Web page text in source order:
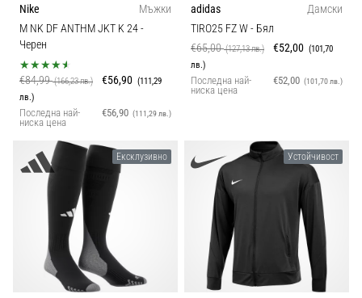
Nike
Мъжки
M NK DF ANTHM JKT K 24-
Черен
€84,99(166,23 лв.) €56,90 (111,29
лв.)
Последна най-
ниска цена
€56,90 (111,29 лв.)
adidas
Дамски
TIRO25 FZ W- Бял
€65,00(127,13 лв.) €52,00 (101,70
лв.)
Последна най-
ниска цена
€52,00 (101,70 лв.)
Ексклузивно Устойчивост